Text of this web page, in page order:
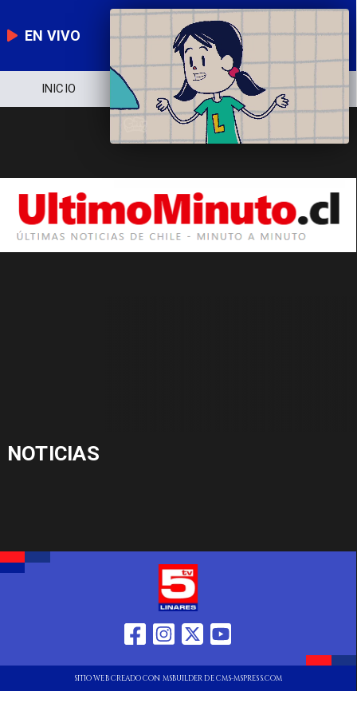
EN VIVO
INICIO NOTICIERO POLÍTICA
NOTICIAS
SITIO WEB CREADO CON MSBUILDER DE CMS-MSPRESS.COM